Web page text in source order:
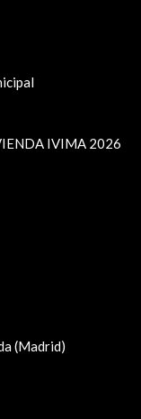
IVIMA 2026
(Madrid)